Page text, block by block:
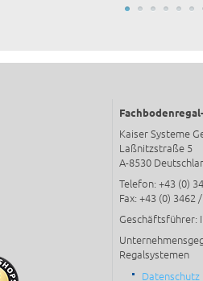
200 l
Kaiser Systeme
Laßnitzstraße 5
A-8530
Telefon: +43 (0)
Fax: +43 (0) 3462
Geschäftsführer:
Regalsystemen
Datenschutz